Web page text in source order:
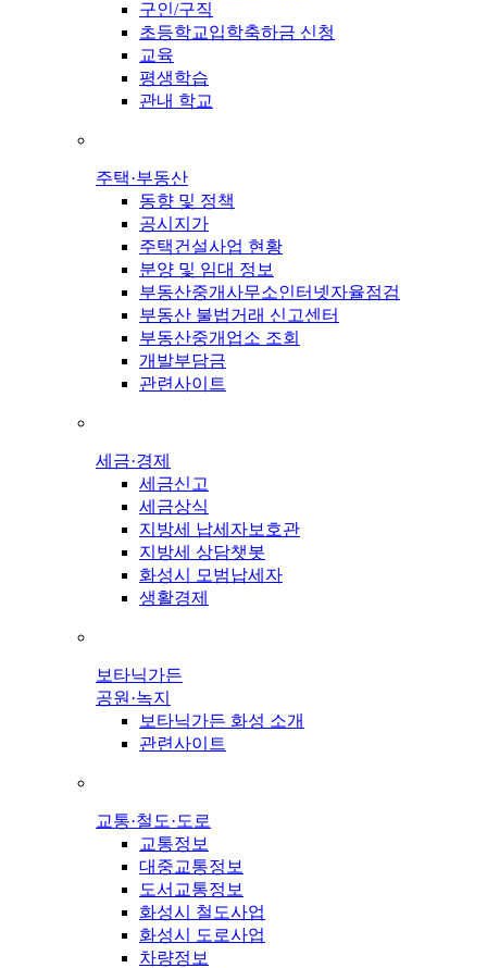
구인/구직
초등학교입학축하금 신청
교육
평생학습
관내 학교
주택·부동산
동향 및 정책
공시지가
주택건설사업 현황
분양 및 임대 정보
부동산중개사무소인터넷자율점검
부동산 불법거래 신고센터
부동산중개업소 조회
개발부담금
관련사이트
세금·경제
세금신고
세금상식
지방세 납세자보호관
지방세 상담챗봇
화성시 모범납세자
생활경제
보타닉가든
공원·녹지
보타닉가든 화성 소개
관련사이트
교통·철도·도로
교통정보
대중교통정보
도서교통정보
화성시 철도사업
화성시 도로사업
차량정보